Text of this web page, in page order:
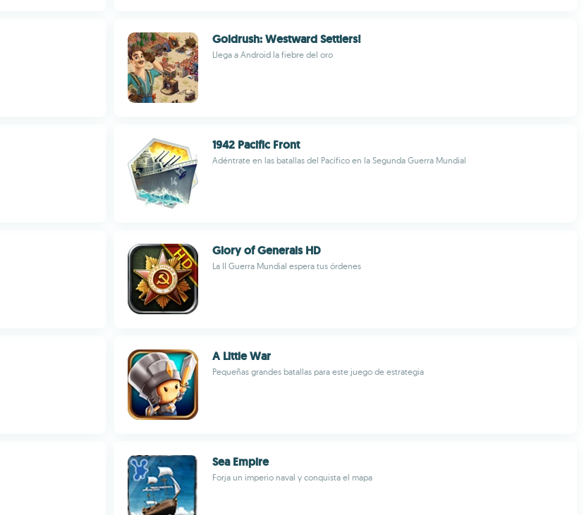
Goldrush: Westward Settlers!
Llega a Android la fiebre del oro
1942 Pacific Front
Adéntrate en las batallas del Pacífico en la Segunda Guerra Mundial
Glory of Generals HD
La II Guerra Mundial espera tus órdenes
A Little War
Pequeñas grandes batallas para este juego de estrategia
Sea Empire
Forja un imperio naval y conquista el mapa